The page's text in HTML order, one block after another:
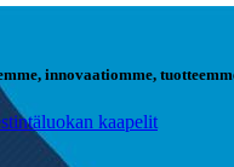
innovaatiomme,